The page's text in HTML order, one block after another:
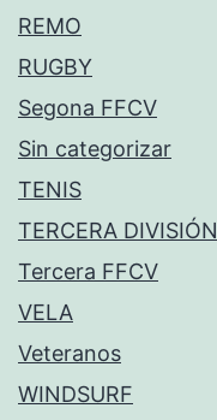
REMO
RUGBY
Segona FFCV
Sin categorizar
TENIS
TERCERA DIVISIÓN
Tercera FFCV
VELA
Veteranos
WINDSURF